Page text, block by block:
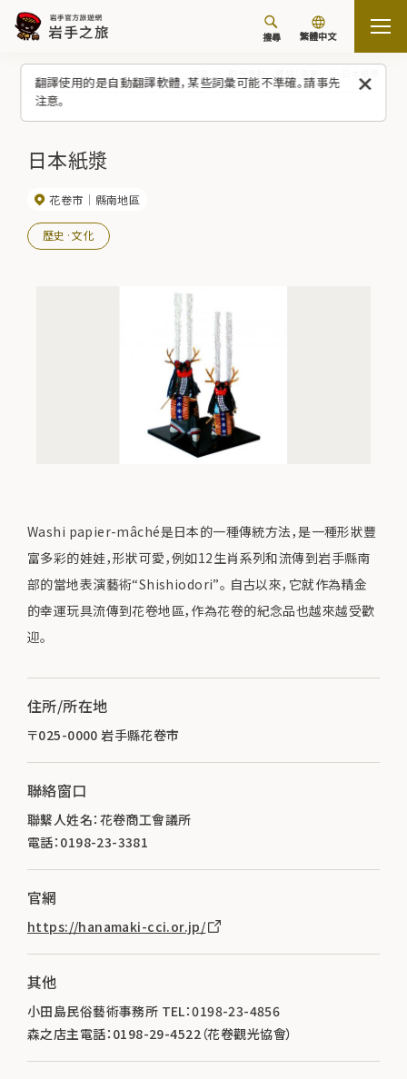
翻譯使用的是自動翻譯軟體，某些詞彙可能不準確。請事先
注意。
搜尋 繁體中文
日本紙漿
花卷市 縣南地區
歷史·文化
Washi papier-mâché是日本的一種傳統方法，是一種形狀豐
富多彩的娃娃，形狀可愛，例如12生肖系列和流傳到岩手縣南
部的當地表演藝術“Shishiodori”。 自古以來，它就作為精金
的幸運玩具流傳到花卷地區，作為花卷的紀念品也越來越受歡
迎。
住所/所在地
〒025-0000 岩手縣花卷市
聯絡窗口
聯繫人姓名：花卷商工會議所
電話：0198-23-3381
官網
https://hanamaki-cci.or.jp/
其他
小田島民俗藝術事務所 TEL：0198-23-4856
森之店主電話：0198-29-4522（花卷觀光協會）